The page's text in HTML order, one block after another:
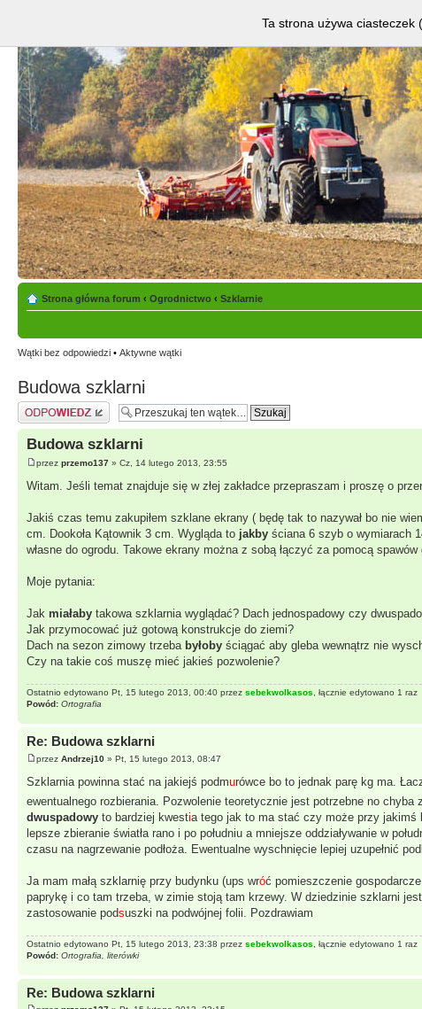
Strona główna forum ‹ Ogrodnictwo ‹ Szklarnie
Wątki bez odpowiedzi • Aktywne wątki
Budowa szklarni
Odpowiedz
Budowa szklarni
przez przemo137 » Cz, 14 lutego 2013, 23:55
Witam. Jeśli temat znajduje się w złej zakładce przepraszam i proszę o
Jakiś czas temu zakupiłem szklane ekrany ( będę tak to nazywał bo nie
cm. Dookoła Kątownik 3 cm. Wygląda to jakby ściana 6 szyb o wymiarach
własne do ogrodu. Takowe ekrany można z sobą łączyć za pomocą
Moje pytania:
Jak miałaby takowa szklarnia wyglądać? Dach jednospadowy czy
Jak przymocować już gotową konstrukcje do ziemi?
Dach na sezon zimowy trzeba byłoby ściągać aby gleba wewnątrz nie
Czy na takie coś muszę mieć jakieś pozwolenie?
Ostatnio edytowano Pt, 15 lutego 2013, 00:40 przez sebekwolkasos , łącznie edytowano 1 raz
Powód: Ortografia
Re: Budowa szklarni
przez Andrzej10 » Pt, 15 lutego 2013, 08:47
Szklarnia powinna stać na jakiejś podmurówce bo to jednak parę kg ma.
ewentualnego rozbierania. Pozwolenie teoretycznie jest potrzebne no
dwuspadowy to bardziej kwestia tego jak to ma stać czy może przy
lepsze zbieranie światła rano i po południu a mniejsze oddziaływanie w
czasu na nagrzewanie podłoża. Ewentualne wyschnięcie lepiej uzupełnić
Ja mam małą szklarnię przy budynku (ups wróć pomieszczenie
paprykę i co tam trzeba, w zimie stoją tam krzewy. W dziedzinie szklarni
zastosowanie podsuszki na podwójnej folii. Pozdrawiam
Ostatnio edytowano Pt, 15 lutego 2013, 23:38 przez sebekwolkasos , łącznie edytowano 1 raz
Powód: Ortografia, literówki
Re: Budowa szklarni
Ta strona używa ciasteczek